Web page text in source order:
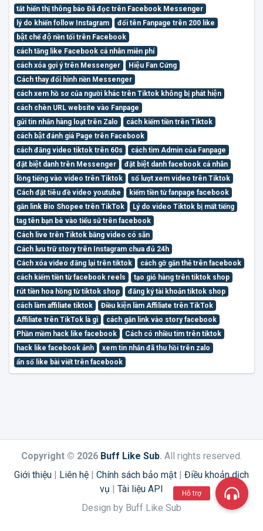
tắt hiển thị thông báo Đã đọc trên Facebook Messenger
lý do khiến follow Instagram
đổi tên Fanpage trên 200 like
bật chế độ nền tối trên Facebook
cách tăng like Facebook cá nhân miễn phí
cách xóa gợi ý trên Messenger
Hiệu Fan Cứng
Cách thay đổi hình nền Messenger
cách xem hồ sơ của người khác trên Tiktok không bị phát hiện
cách chèn URL website vào Fanpage
gửi tin nhắn hàng loạt trên Zalo
cách kiếm tiền trên Tiktok
cách bật đánh giá Page trên Facebook
cách đăng video tiktok trên 60s
cách tìm Admin của Fanpage
đặt biệt danh trên Messenger
đặt biệt danh facebook cá nhân
lồng tiếng vào video trên Tiktok
số lượt xem video trên Tiktok
Cách đặt tiêu đề video youtube
kiếm tiền từ fanpage facebook
gắn link Bio Shopee trên TikTok
Lý do video Tiktok bị mất tiếng
tag tên bạn bè vào tiểu sử trên facebook
Cách live trên Tiktok bằng video có sẵn
Cách lưu trữ story trên Instagram chưa đủ 24h
Cách xóa video đăng lại trên tiktok
cách gỡ gắn thẻ trên facebook
cách kiếm tiền từ facebook reels
tạo giỏ hàng trên tiktok shop
rút tiền hoa hồng từ tiktok shop
đăng ký tài khoản tiktok shop
cách làm affiliate tiktok
Điều kiện làm Affiliate trên TikTok
Affiliate trên TikTok là gì
cách gắn link vào story facebook
Phần mềm hack like facebook
Cách có nhiều tim trên tiktok
hack like facebook ảnh
xem tin nhắn đã thu hồi trên zalo
ẩn số like bài viết trên facebook
Copyright © 2026 Buff Like Sub. All rights reserved.
Giới thiệu | Liên hệ | Chính sách bảo mật | Điều khoản dịch
vụ | Tài liệu API
Design by Buff Like Sub
Hỗ trợ